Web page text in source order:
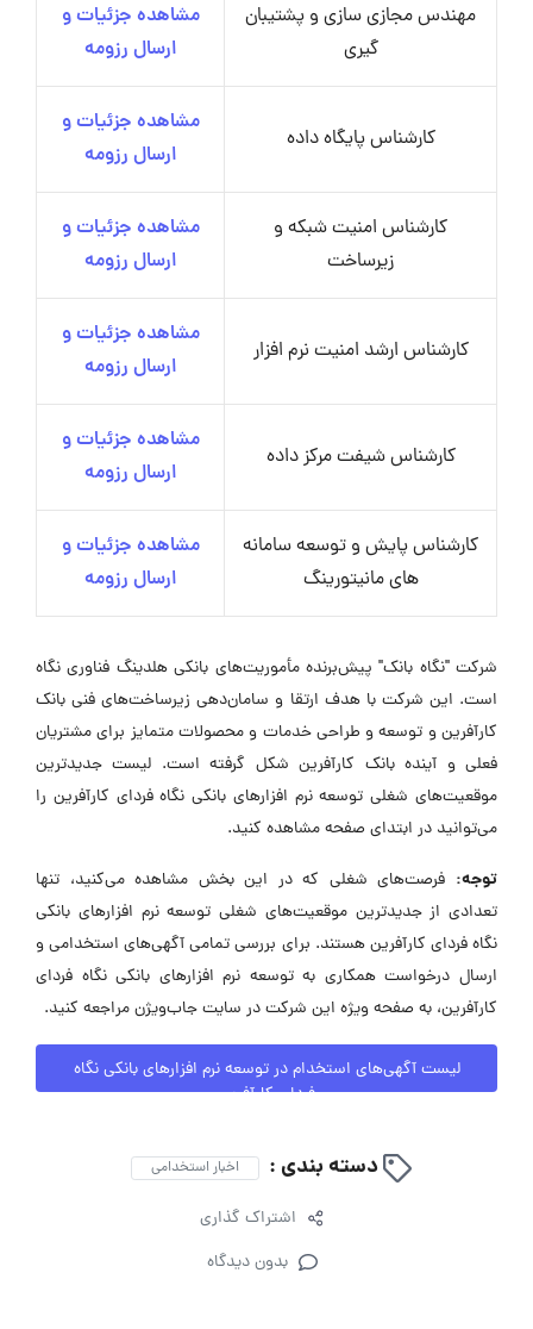
مهندس مجازی سازی و پشتیبان
گیری
مشاهده جزئیات و
ارسال رزومه
کارشناس پایگاه داده
مشاهده جزئیات و
ارسال رزومه
کارشناس امنیت شبکه و
زیرساخت
مشاهده جزئیات و
ارسال رزومه
کارشناس ارشد امنیت نرم افزار
مشاهده جزئیات و
ارسال رزومه
کارشناس شیفت مرکز داده
مشاهده جزئیات و
ارسال رزومه
کارشناس پایش و توسعه سامانه
های مانیتورینگ
مشاهده جزئیات و
ارسال رزومه
شرکت "نگاه بانک" پیش‌برنده مأموریت‌های بانکی هلدینگ فناوری نگاه
است. این شرکت با هدف ارتقا و سامان‌دهی زیرساخت‌های فنی بانک
کارآفرین و توسعه و طراحی خدمات و محصولات متمایز برای مشتریان
فعلی و آینده بانک کارآفرین شکل گرفته است. لیست جدیدترین
موقعیت‌های شغلی توسعه نرم افزارهای بانکی نگاه فردای کارآفرین را
می‌توانید در ابتدای صفحه مشاهده کنید.
توجه: فرصت‌های شغلی که در این بخش مشاهده می‌کنید، تنها
تعدادی از جدیدترین موقعیت‌های شغلی توسعه نرم افزارهای بانکی
نگاه فردای کارآفرین هستند. برای بررسی تمامی آگهی‌های استخدامی و
ارسال درخواست همکاری به توسعه نرم افزارهای بانکی نگاه فردای
کارآفرین، به صفحه ویژه این شرکت در سایت جاب‌ویژن مراجعه کنید.
لیست آگهی‌های استخدام در توسعه نرم افزارهای بانکی نگاه
فردای کارآفرین
دسته بندی : اخبار استخدامی
اشتراک گذاری
بدون دیدگاه